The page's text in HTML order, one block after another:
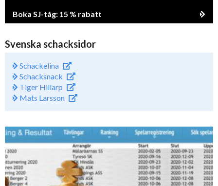
Boka SJ-tåg: 15 % rabatt
Svenska schacksidor
Schackelina
Schacksnack
Tiger Hillarp
Mats Larsson